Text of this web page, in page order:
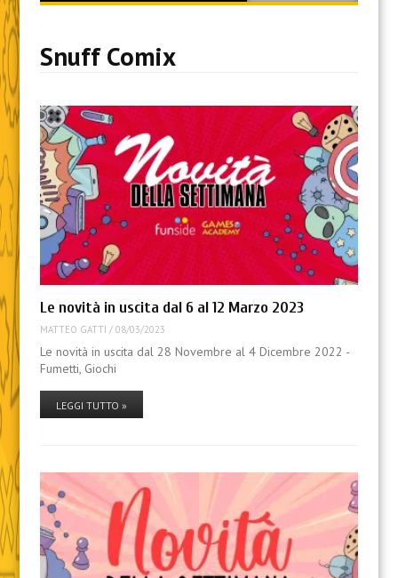
content
Snuff Comix
Le novità in uscita dal 6 al 12 Marzo 2023
MATTEO GATTI / 08/03/2023
Le novità in uscita dal 28 Novembre al 4 Dicembre 2022 -
Fumetti, Giochi
LEGGI TUTTO »